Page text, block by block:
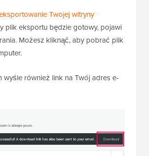
Twojej witryny
plik eksportu będzie gotowy, pojawi
Możesz kliknąć, aby pobrać plik
wyśle również link na Twój adres e-